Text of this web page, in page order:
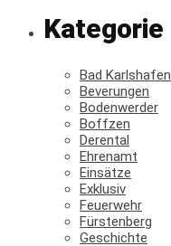
Kategorie
Bad Karlshafen
Beverungen
Bodenwerder
Boffzen
Derental
Ehrenamt
Einsätze
Exklusiv
Feuerwehr
Fürstenberg
Geschichte